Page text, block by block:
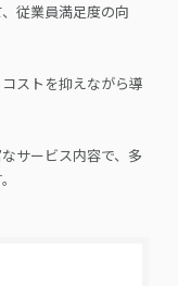
従業員満足度の向
ストを抑えながら導
サービス内容で、多